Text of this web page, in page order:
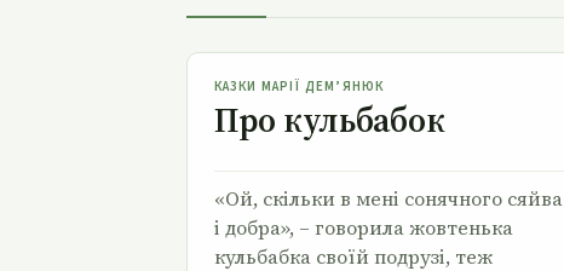
Про кульбабок
КАЗКИ МАРІЇ ДЕМ’ЯНЮК
Про кульбабок
«Ой, скільки в мені сонячного сяйва
і добра», – говорила жовтенька
кульбабка своїй подрузі, теж